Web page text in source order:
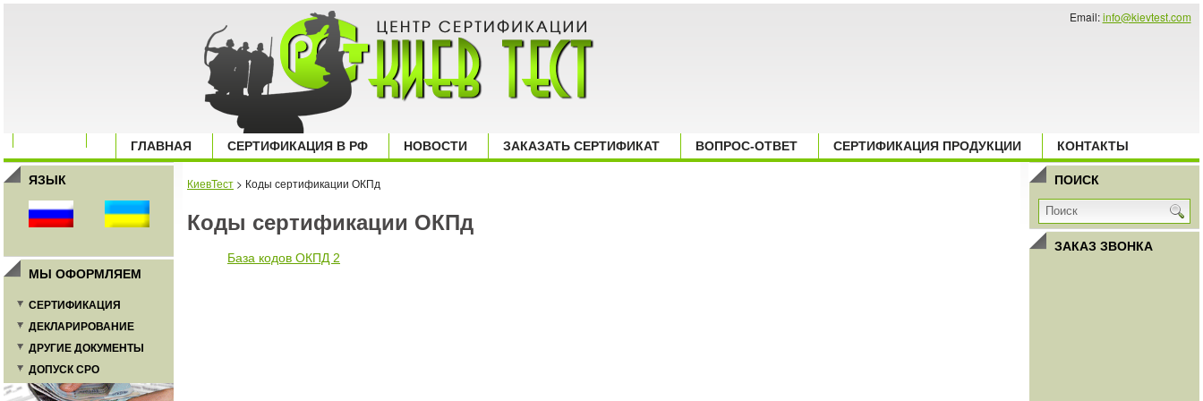
Email:info@kievtest.com
ГЛАВНАЯ СЕРТИФИКАЦИЯ В РФ НОВОСТИ ЗАКАЗАТЬ СЕРТИФИКАТ ВОПРОС-ОТВЕТ СЕРТИФИКАЦИЯ ПРОДУКЦИИ КОНТАКТЫ
ЯЗЫК
МЫ ОФОРМЛЯЕМ
СЕРТИФИКАЦИЯ
ДЕКЛАРИРОВАНИЕ
ДРУГИЕ ДОКУМЕНТЫ
ДОПУСК СРО
ПОИСК
ЗАКАЗ ЗВОНКА
КиевТест > Коды сертификации ОКПд
Коды сертификации ОКПд
База кодов ОКПД 2